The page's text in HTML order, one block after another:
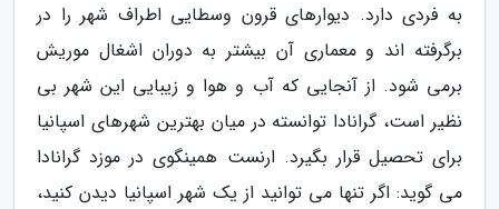
به فردی دارد. دیوارهای قرون وسطایی اطراف شهر را در
برگرفته اند و معماری آن بیشتر به دوران اشغال موریش
برمی شود. از آنجایی که آب و هوا و زیبایی این شهر بی
نظیر است، گرانادا توانسته در میان بهترین شهرهای اسپانیا
برای تحصیل قرار بگیرد. ارنست همینگوی در موزد گرانادا
می گوید: اگر تنها می توانید از یک شهر اسپانیا دیدن کنید،